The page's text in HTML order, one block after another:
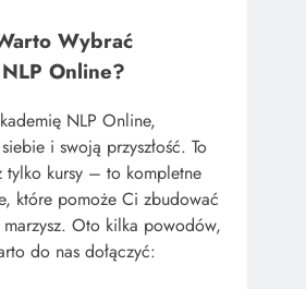
Wybrać
Online?
NLP Online,
i swoją przyszłość. To
tylko kursy – to kompletne
które pomoże Ci zbudować
Oto kilka powodów,
do nas dołączyć: